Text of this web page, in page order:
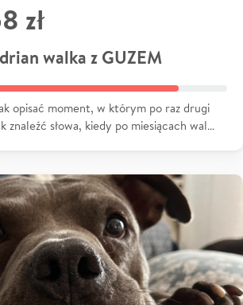
zł
walka z GUZEM
opisać moment, w którym po raz drugi
znaleźć słowa, kiedy po miesiącach wal…